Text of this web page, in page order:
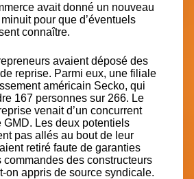
avait donné un nouveau
pour que d’éventuels
connaître.
avaient déposé des
de reprise. Parmi eux, une filiale
américain Secko, qui
167 personnes sur 266. Le
venait d’un concurrent
GMD. Les deux potentiels
pas allés au bout de leur
retiré faute de garanties
commandes des constructeurs
on appris de source syndicale.